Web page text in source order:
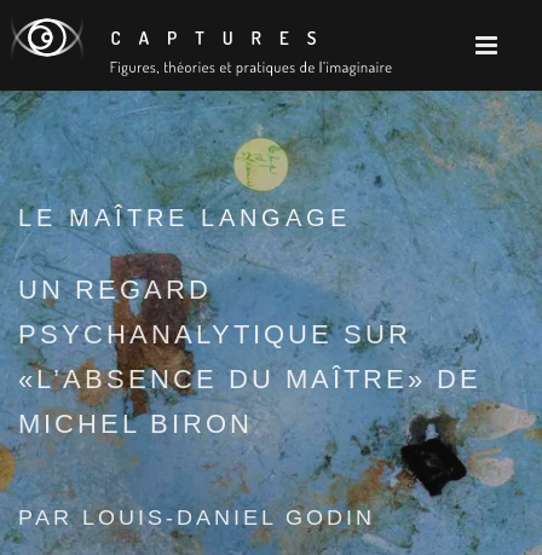
LE MAÎTRE LANGAGE
UN REGARD
PSYCHANALYTIQUE SUR
«L’ABSENCE DU MAÎTRE» DE
MICHEL BIRON
PAR LOUIS-DANIEL GODIN